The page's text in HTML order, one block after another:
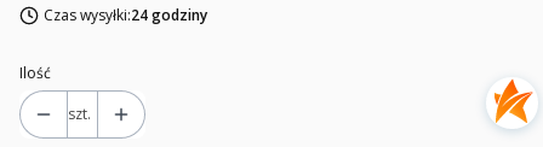
Czas wysyłki:24 godziny
Ilość
szt.